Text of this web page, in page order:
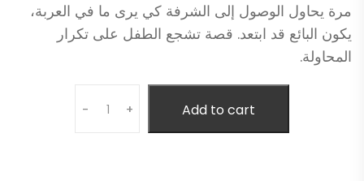
مرة يحاول الوصول إلى الشرفة كي يرى ما في العربة،
يكون البائع قد ابتعد. قصة تشجع الطفل على تكرار
المحاولة.
- + Add to cart